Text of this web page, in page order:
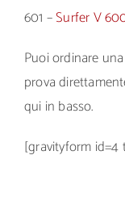
601 –Surfer V
Puoi ordinare
prova
qui in basso.
[gravityform id=4